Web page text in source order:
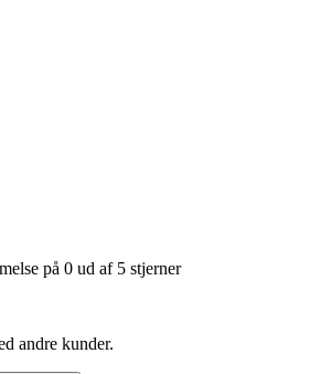
på 0 ud af 5 stjerner
andre kunder.